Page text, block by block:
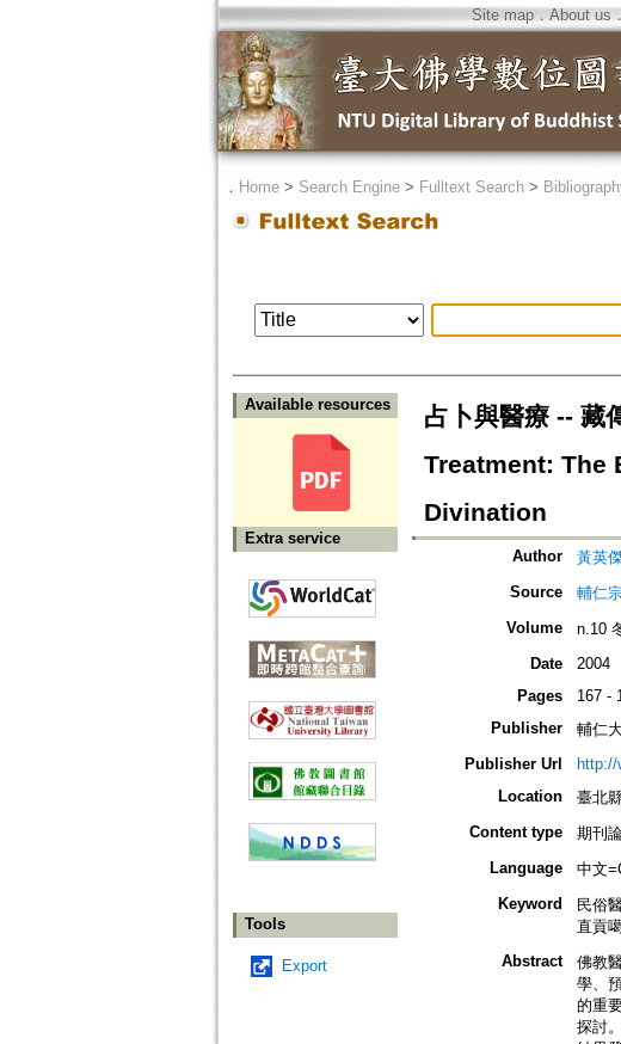
Site map．About us ．
． Home> Search Engine> Fulltext Search>
Available resources
Extra service
Tools
Export
占卜與醫療 -- 藏
Treatment: The
Divination
Author
黃英
Source
輔仁
Volume
n.10
Date
2004
Pages
167 -
Publisher
輔仁
Publisher Url
http://
Location
臺北
Content type
期刊
Language
中文
Keyword
民俗
直貢
Abstract
佛教
學、
的重
探討。